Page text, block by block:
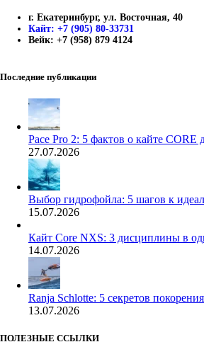
г. Екатеринбург, ул. Восточная, 40
Кайт: +7 (905) 80-33731
Вейк: +7 (958) 879 4124
Последние публикации
Pace Pro 2: 5 фактов о кайте CORE
27.07.2026
Выбор гидрофойла: 5 шагов к
15.07.2026
Кайт Core NXS: 3 дисциплины в
14.07.2026
Ranja Schlotte: 5 секретов
13.07.2026
ПОЛЕЗНЫЕ ССЫЛКИ